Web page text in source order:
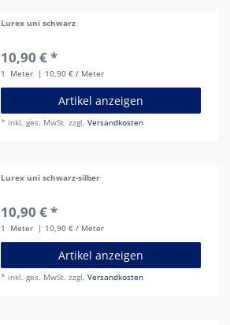
Lurex uni schwarz
10,90 € *
1 Meter | 10,90 € / Meter
Artikel anzeigen
* inkl. ges. MwSt. zzgl.Versandkosten
Lurex uni schwarz-silber
10,90 € *
1 Meter | 10,90 € / Meter
Artikel anzeigen
* inkl. ges. MwSt. zzgl.Versandkosten